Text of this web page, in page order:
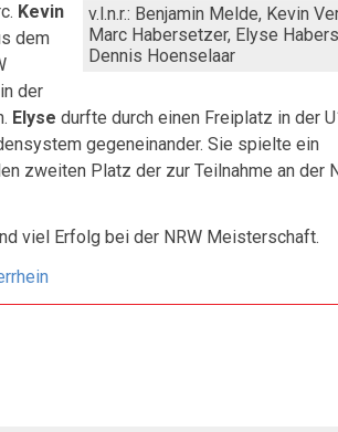
v.l.n.r.: Benjamin Melde, Kevin
Marc Habersetzer, Elyse
Dennis Hoenselaar
Kevin
dem
der
Elyse durfte durch einen Freiplatz in der
gegeneinander. Sie spielte ein
zweiten Platz der zur Teilnahme an der
viel Erfolg bei der NRW Meisterschaft.